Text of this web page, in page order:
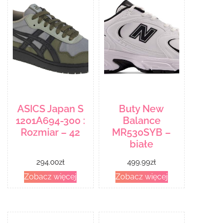
ASICS Japan S
1201A694-300 :
Rozmiar – 42
294.00zł
Zobacz więcej
Buty New
Balance
MR530SYB –
białe
499.99zł
Zobacz więcej